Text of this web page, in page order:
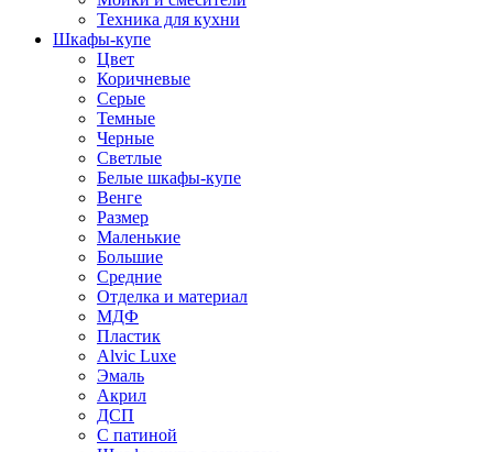
Техника для кухни
Шкафы-купе
Цвет
Коричневые
Серые
Темные
Черные
Светлые
Белые шкафы-купе
Венге
Размер
Маленькие
Большие
Средние
Отделка и материал
МДФ
Пластик
Alvic Luxe
Эмаль
Акрил
ДСП
С патиной